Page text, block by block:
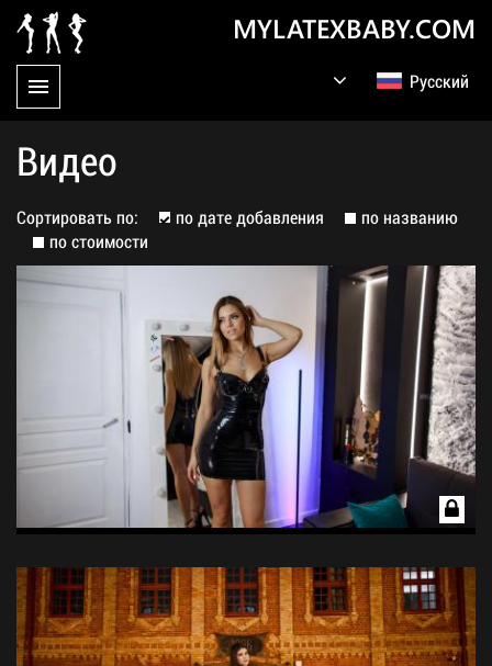
MYLATEXBABY.COM
Русский
Видео
Сортировать по: по дате добавления
по названию
по стоимости